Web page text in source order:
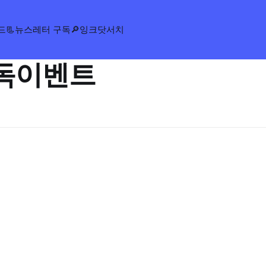
📃뉴스레터 구독🔎잉크닷서치
이벤트